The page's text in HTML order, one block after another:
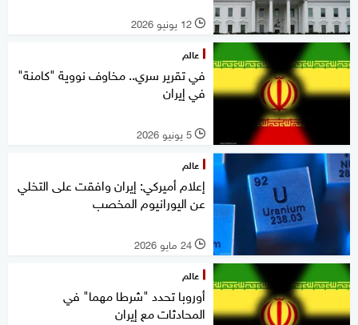
l 12 يونيو 2026
عالم
في تقرير سري.. مخاوف نووية "كامنة"
في إيران
l 5 يونيو 2026
عالم
إعلام أميركي: إيران وافقت على التخلي
عن اليورانيوم المخصب
l 24 مايو 2026
عالم
أوروبا تحدد "شرطا مهما" في
المحادثات مع ‌إيران